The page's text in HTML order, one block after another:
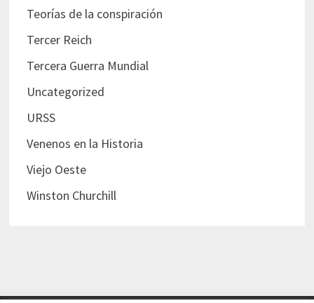
Teorías de la conspiración
Tercer Reich
Tercera Guerra Mundial
Uncategorized
URSS
Venenos en la Historia
Viejo Oeste
Winston Churchill